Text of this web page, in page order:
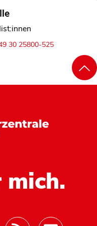
30 25800-525